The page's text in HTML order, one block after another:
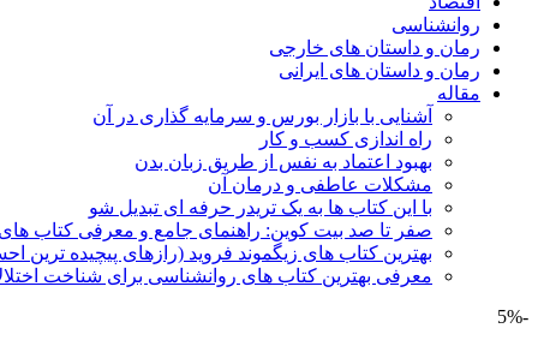
روانشناسی
رمان و داستان های خارجی
رمان و داستان های ایرانی
مقاله
آشنایی با بازار بورس و سرمایه گذاری در آن
راه اندازی کسب و کار
بهبود اعتماد به نفس از طریق زبان بدن
مشکلات عاطفی و درمان آن
با این کتاب ها به یک تریدر حرفه ای تبدیل شو
صفر تا صد بیت کوین: راهنمای جامع و معرفی کتاب های
بهترین کتاب های زیگموند فروید (رازهای پیچیده ترین
معرفی بهترین کتاب های روانشناسی برای شناخت
-5%